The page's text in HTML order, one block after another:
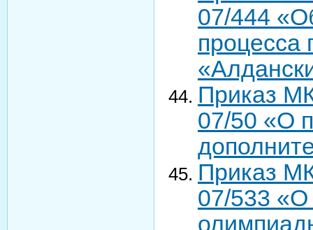
07/444
процесса
Приказ
07/50 «О
Приказ
07/533 «О